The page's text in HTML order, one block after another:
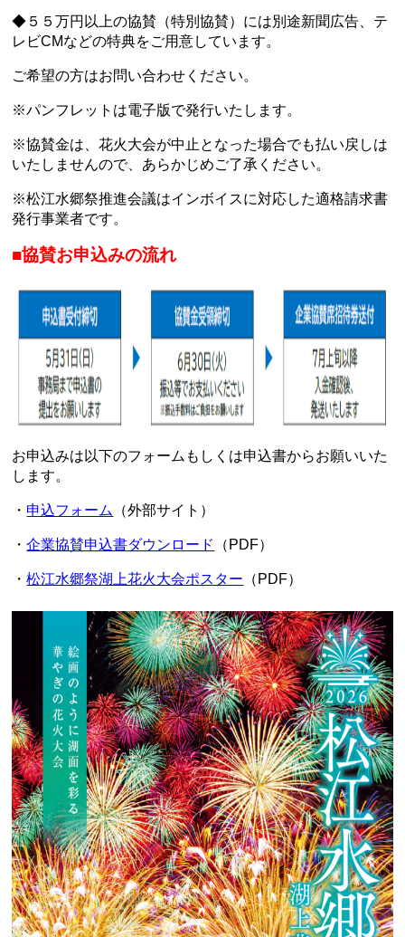
◆５５万円以上の協賛（特別協賛）には別途新聞広告、テ
レビCMなどの特典をご用意しています。
ご希望の方はお問い合わせください。
※パンフレットは電子版で発行いたします。
※協賛金は、花火大会が中止となった場合でも払い戻しは
いたしませんので、あらかじめご了承ください。
※松江水郷祭推進会議はインボイスに対応した適格請求書
発行事業者です。
■協賛お申込みの流れ
お申込みは以下のフォームもしくは申込書からお願いいた
します。
・ 申込フォーム （外部サイト）
・企業協賛申込書ダウンロード （PDF）
・松江水郷祭湖上花火大会ポスター （PDF）